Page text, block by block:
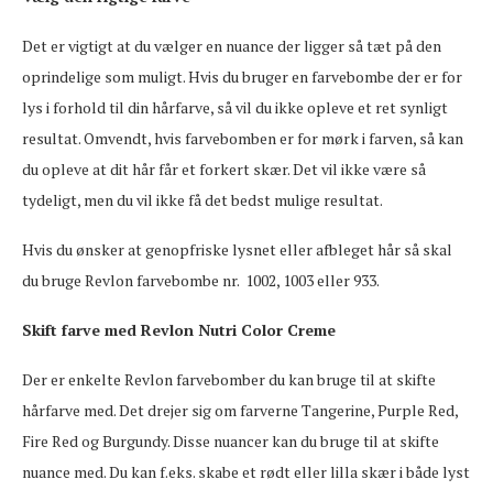
Det er vigtigt at du vælger en nuance der ligger så tæt på den
oprindelige som muligt. Hvis du bruger en farvebombe der er for
lys i forhold til din hårfarve, så vil du ikke opleve et ret synligt
resultat. Omvendt, hvis farvebomben er for mørk i farven, så kan
du opleve at dit hår får et forkert skær. Det vil ikke være så
tydeligt, men du vil ikke få det bedst mulige resultat.
Hvis du ønsker at genopfriske lysnet eller afbleget hår så skal
du bruge Revlon farvebombe nr. 1002, 1003 eller 933.
Skift farve med Revlon Nutri Color Creme
Der er enkelte Revlon farvebomber du kan bruge til at skifte
hårfarve med. Det drejer sig om farverne Tangerine, Purple Red,
Fire Red og Burgundy. Disse nuancer kan du bruge til at skifte
nuance med. Du kan f.eks. skabe et rødt eller lilla skær i både lyst